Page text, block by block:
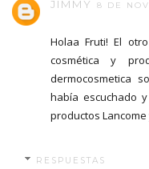
JIMMY 8 DE
Holaa Fruti! El
cosmética y
dermocosmetica
había escuchado
productos
RESPUESTAS